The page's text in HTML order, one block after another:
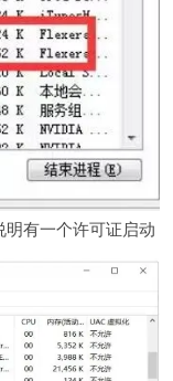
有一个许可证启动